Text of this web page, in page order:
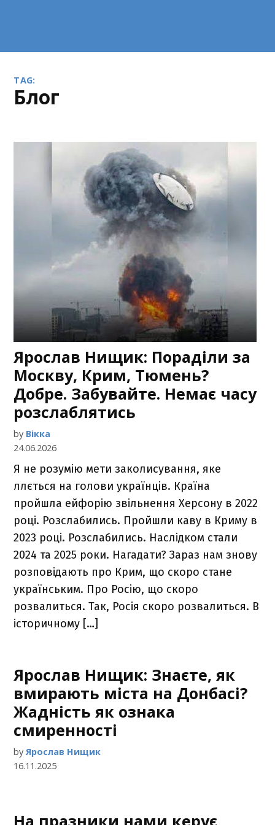
TAG:
блог
Ярослав Нищик: Пораділи за
Москву, Крим, Тюмень?
Добре. Забувайте. Немає часу
розслаблятись
by Вікка
24.06.2026
Я не розумію мети заколисування, яке
ллється на голови українців. Країна
пройшла ейфорію звільнення Херсону в 2022
році. Розслабились. Пройшли каву в Криму в
2023 році. Розслабились. Наслідком стали
2024 та 2025 роки. Нагадати? Зараз нам знову
розповідають про Крим, що скоро стане
українським. Про Росію, що скоро
розвалиться. Так, Росія скоро розвалиться. В
історичному […]
Ярослав Нищик: Знаєте, як
вмирають міста на Донбасі?
Жадність як ознака
смиренності
by Ярослав Нищик
16.11.2025
На празники нами керує